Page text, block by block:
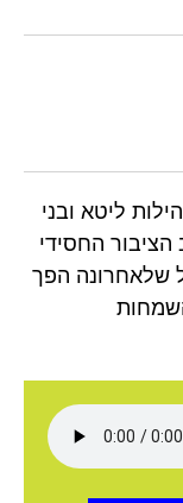
ליטא ובני
החסידי
שלאחרונה הפך